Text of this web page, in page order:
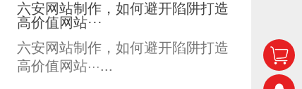
六安网站制作，如何避开陷阱打造
高价值网站···
六安网站制作，如何避开陷阱打造
高价值网站···...